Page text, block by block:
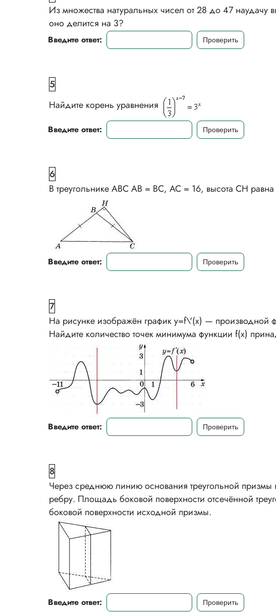
Из множества натуральных чисел от 28 до 47 наудачу
оно делится на 3?
Введите ответ:
5
Найдите корень уравнения
Введите ответ:
6
В треугольнике ABC АВ = ВС, АС = 16, высота СН
Введите ответ:
7
На рисунке изображён график у=f\'(x) — производной
Найдите количество точек минимума функции f(x)
Введите ответ:
8
Через среднюю линию основания треугольной призмы
ребру. Площадь боковой поверхности отсечённой
боковой поверхности исходной призмы.
Введите ответ: